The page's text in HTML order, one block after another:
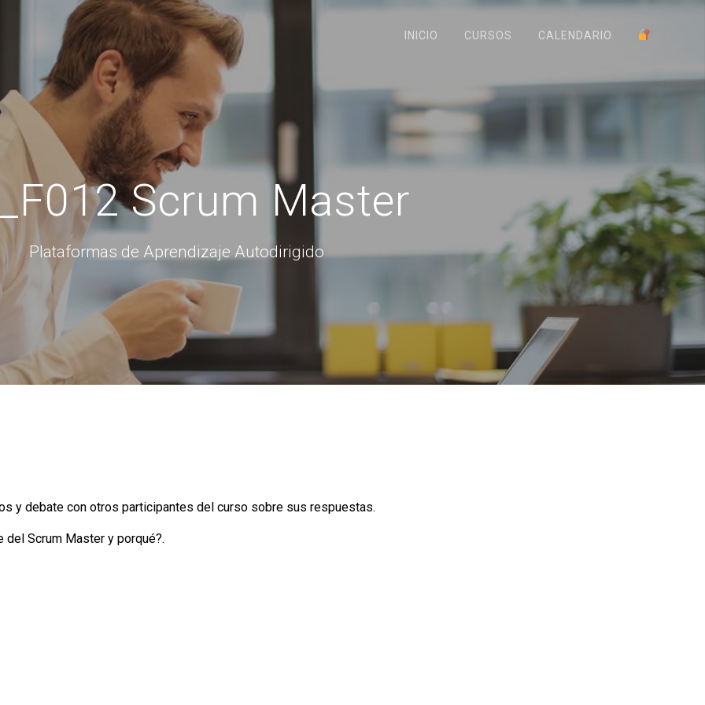
INICIO CURSOS CALENDARIO
Scrum Master
Plataformas de Aprendizaje Autodirigido
y debate con otros participantes del curso sobre sus respuestas.
Scrum Master y porqué?.